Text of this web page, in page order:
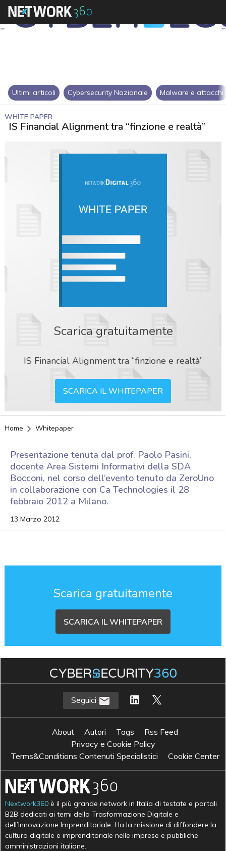
Ultimi articoli Cybersecurity Nazionale Malware e attacchi
WHITE PAPER
IS Financial Alignment tra “finzione e realtà”
Scarica gratuitamente
IS Financial Alignment tra “finzione e realtà”
SCARICA IL WHITEPAPER
Home Whitepaper
Presentazione tenuta dal prof. Paolo Pasini,
docente Area Sistemi Informativi della SDA
Bocconi, nel corso dell’evento tenuto da ZeroUno
in collaborazione con Ca Technologies il 28
febbraio 2012 a Milano.
13 Marzo 2012
Scarica gratuitamente
SCARICA IL WHITEPAPER
Seguici
About Autori Tags
Rss Feed
Privacy e Cookie Policy
Terms&Conditions Contenuti Specialistici
Cookie Center
Nextwork360 è il più grande network in Italia di testate e portali
B2B dedicati ai temi della Trasformazione Digitale e
dell’Innovazione Imprenditoriale. Ha la missione di diffondere la
cultura digitale e imprenditoriale nelle imprese e pubbliche
amministrazioni italiane.